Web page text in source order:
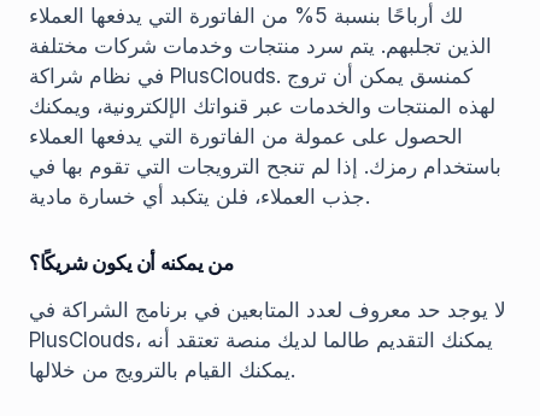
لك أرباحًا بنسبة 5% من الفاتورة التي يدفعها العملاء
الذين تجلبهم. يتم سرد منتجات وخدمات شركات مختلفة
في نظام شراكة PlusClouds. كمنسق يمكن أن تروج
لهذه المنتجات والخدمات عبر قنواتك الإلكترونية، ويمكنك
الحصول على عمولة من الفاتورة التي يدفعها العملاء
باستخدام رمزك. إذا لم تنجح الترويجات التي تقوم بها في
جذب العملاء، فلن يتكبد أي خسارة مادية.
من يمكنه أن يكون شريكًا؟
لا يوجد حد معروف لعدد المتابعين في برنامج الشراكة في
PlusClouds، يمكنك التقديم طالما لديك منصة تعتقد أنه
يمكنك القيام بالترويج من خلالها.